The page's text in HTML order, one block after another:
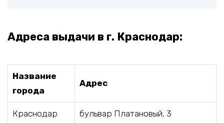
Адреса выдачи в г. Краснодар:
Название
города
Адрес
Краснодар бульвар Платановый, 3